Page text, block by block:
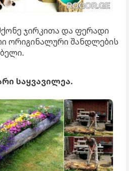
ჯირკითა და ფერადი
ორიგინალური შანდლების
საყვავილეა.